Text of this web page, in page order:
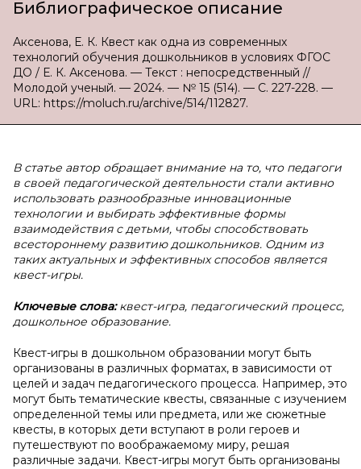
Библиографическое описание
Аксенова, Е. К. Квест как одна из современных
технологий обучения дошкольников в условиях ФГОС
ДО / Е. К. Аксенова. — Текст : непосредственный //
Молодой ученый. — 2024. — № 15 (514). — С. 227-228. —
URL: https://moluch.ru/archive/514/112827.
В статье автор обращает внимание на то, что педагоги
в своей педагогической деятельности стали активно
использовать разнообразные инновационные
технологии и выбирать эффективные формы
взаимодействия с детьми, чтобы способствовать
всестороннему развитию дошкольников. Одним из
таких актуальных и эффективных способов является
квест-игры.
Ключевые слова:квест-игра, педагогический процесс,
дошкольное образование.
Квест-игры в дошкольном образовании могут быть
организованы в различных форматах, в зависимости от
целей и задач педагогического процесса. Например, это
могут быть тематические квесты, связанные с изучением
определенной темы или предмета, или же сюжетные
квесты, в которых дети вступают в роли героев и
путешествуют по воображаемому миру, решая
различные задачи. Квест-игры могут быть организованы